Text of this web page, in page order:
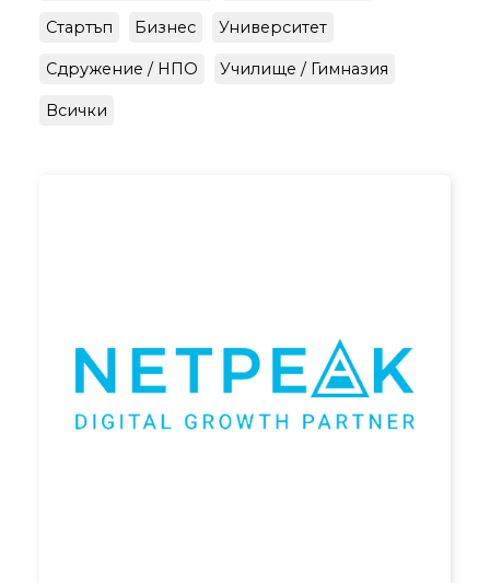
Стартъп Бизнес Университет
Сдружение / НПО Училище / Гимназия
Всички